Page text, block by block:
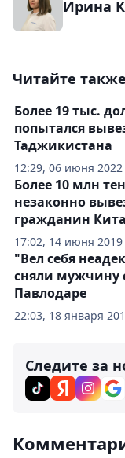
Ирина
Читайте также
12:29, 06 июня 2022
Более 19 тыс.
попытался
Таджикистана
17:02, 14 июня 2019
Более 10 млн
незаконно
гражданин
22:03, 18 января
"Вел себя
сняли мужчину
Павлодаре
Следите за